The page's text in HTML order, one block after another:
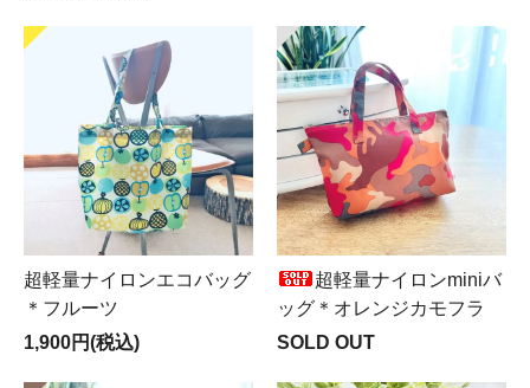
超軽量ナイロンエコバッグ
＊フルーツ
1,900円(税込)
超軽量ナイロンminiバ
ッグ＊オレンジカモフラ
SOLD OUT